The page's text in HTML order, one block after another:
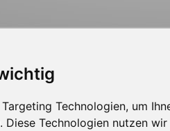
Technologien, um
Diese Technologien nutzen
Webdesign Solutions